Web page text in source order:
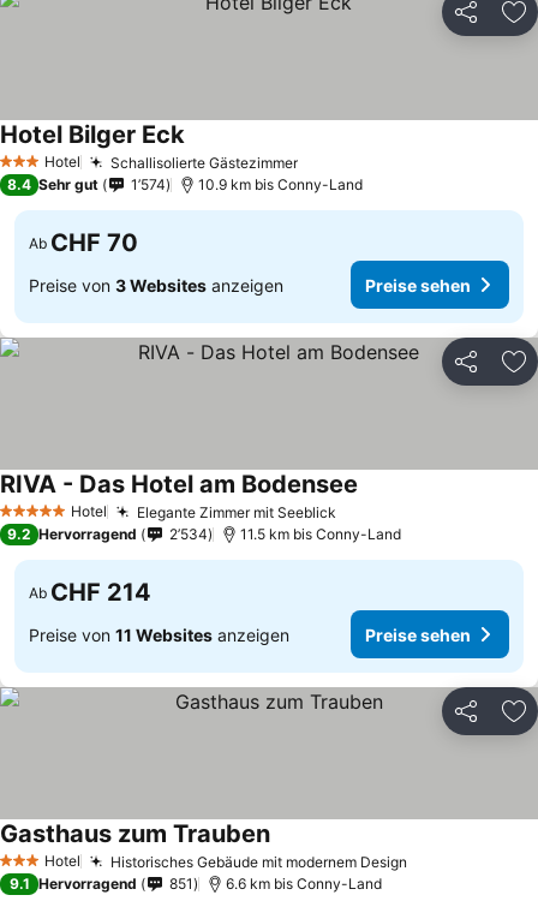
Teilen
3 SterneHotel Schallisolierte GästezimmerPreise sehen
Hotel Bilger EckPreise sehen
8.4 Sehr gut 1’574 10.9 km bis Conny-Land
Ab CHF 70
Preise von 3 Websites anzeigen Preise sehen
Teilen
5 Sterne Hotel Elegante Zimmer mit Seeblick
RIVA - Das Hotel am Bodensee
9.2 Hervorragend 2’534 11.5 km bis Conny-Land
Ab CHF 214
Preise von 11 Websites anzeigen Preise sehen
Teilen
3 SterneHotel Historisches Gebäude mit modernem Design
Gasthaus zum TraubenPreise sehen
9.1 Hervorragend 851 6.6 km bis Conny-Land